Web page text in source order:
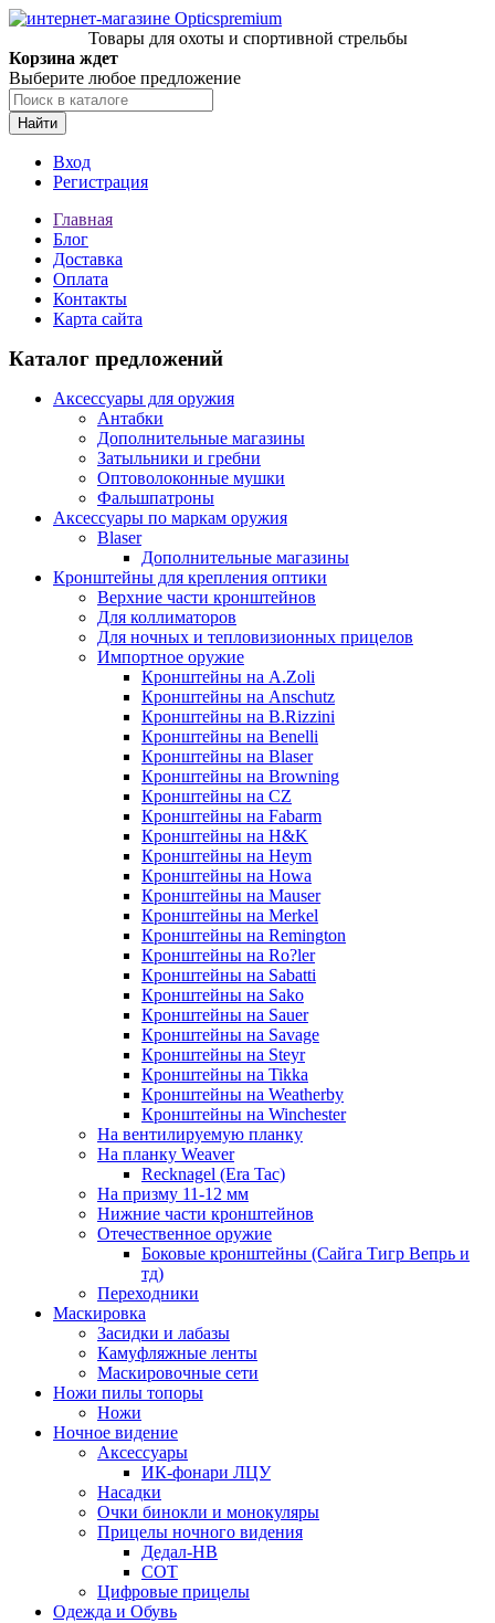
Товары для охоты и спортивной стрельбы
Корзина ждет
Выберите любое предложение
Найти
Вход
Регистрация
Главная
Блог
Доставка
Оплата
Контакты
Карта сайта
Каталог предложений
Аксессуары для оружия
Антабки
Дополнительные магазины
Затыльники и гребни
Оптоволоконные мушки
Фальшпатроны
Аксессуары по маркам оружия
Blaser
Дополнительные магазины
Кронштейны для крепления оптики
Верхние части кронштейнов
Для коллиматоров
Для ночных и тепловизионных прицелов
Импортное оружие
Кронштейны на A.Zoli
Кронштейны на Anschutz
Кронштейны на B.Rizzini
Кронштейны на Benelli
Кронштейны на Blaser
Кронштейны на Browning
Кронштейны на CZ
Кронштейны на Fabarm
Кронштейны на H&K
Кронштейны на Heym
Кронштейны на Howa
Кронштейны на Mauser
Кронштейны на Merkel
Кронштейны на Remington
Кронштейны на Ro?ler
Кронштейны на Sabatti
Кронштейны на Sako
Кронштейны на Sauer
Кронштейны на Savage
Кронштейны на Steyr
Кронштейны на Tikka
Кронштейны на Weatherby
Кронштейны на Winchester
На вентилируемую планку
На планку Weaver
Recknagel (Era Tac)
На призму 11-12 мм
Нижние части кронштейнов
Отечественное оружие
Боковые кронштейны (Сайга Тигр Вепрь и
тд)
Переходники
Маскировка
Засидки и лабазы
Камуфляжные ленты
Маскировочные сети
Ножи пилы топоры
Ножи
Ночное видение
Аксессуары
ИК-фонари ЛЦУ
Насадки
Очки бинокли и монокуляры
Прицелы ночного видения
Дедал-НВ
СОТ
Цифровые прицелы
Одежда и Обувь